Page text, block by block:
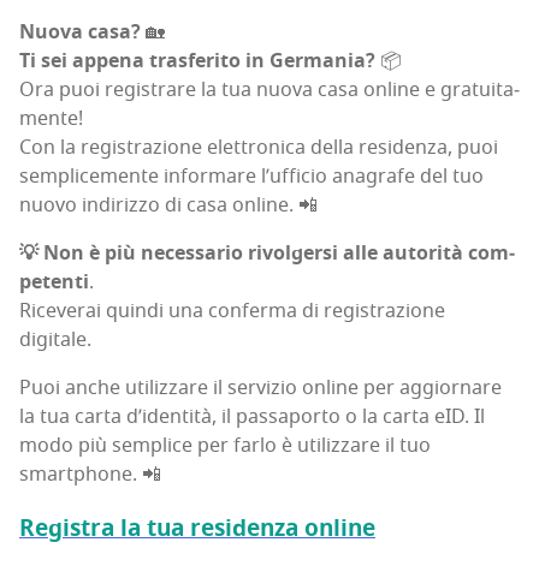
Nuo­va casa?🏡
Ti sei appe­na tra­sfe­ri­to in Ger­ma­nia? 📦
Ora puoi regi­stra­re la tua nuo­va casa onli­ne e gra­tui­ta­
men­te!
Con la regi­stra­zio­ne elet­tro­ni­ca del­la resi­den­za, puoi
sem­pli­ce­men­te infor­ma­re l’uf­fi­cio ana­gra­fe del tuo
nuo­vo indi­riz­zo di casa online. 📲
💡 Non è più neces­sa­rio rivol­ger­si alle auto­ri­tà com­
pe­ten­ti.
Rice­ve­rai quin­di una con­fer­ma di regi­stra­zio­ne
digitale.
Puoi anche uti­liz­za­re il ser­vi­zio onli­ne per aggior­na­re
la tua car­ta d’i­den­ti­tà, il pas­sa­por­to o la car­ta eID. Il
modo più sem­pli­ce per far­lo è uti­liz­za­re il tuo
smartphone. 📲
Regi­stra la tua resi­den­za online